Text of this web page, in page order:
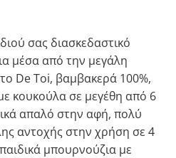
σας διασκεδαστικό
μέσα από την μεγάλη
De Toi, βαμβακερά 100%,
κουκούλα σε μεγέθη από 6
απαλό στην αφή, πολύ
αντοχής στην χρήση σε 4
μπουρνούζια με